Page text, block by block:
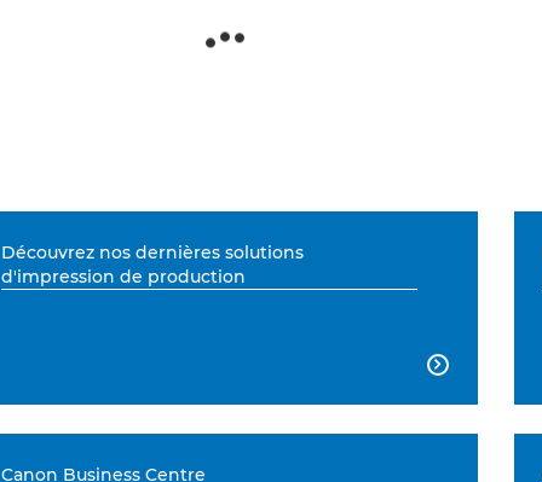
Découvrez nos dernières solutions
d'impression de production

Canon Business Centre